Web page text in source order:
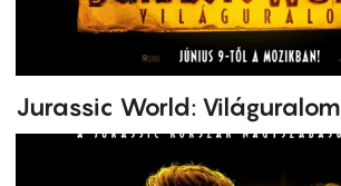
Jurassic World: Világuralom